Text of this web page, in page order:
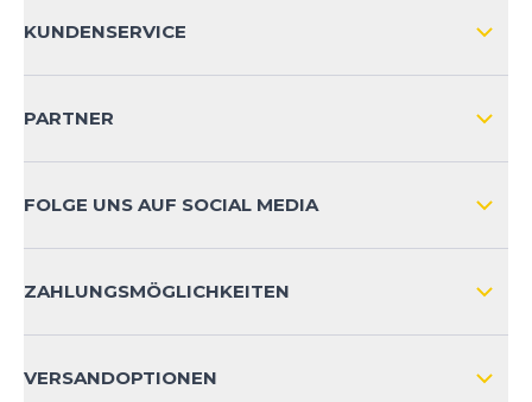
KUNDENSERVICE
KONTAKT
PRODUKTSICHERHEIT
PARTNER
FOLGE UNS AUF SOCIAL MEDIA
ZAHLUNGSMÖGLICHKEITEN
VERSANDOPTIONEN